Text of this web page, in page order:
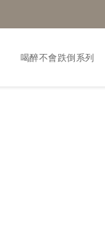
喝醉不會跌倒系列